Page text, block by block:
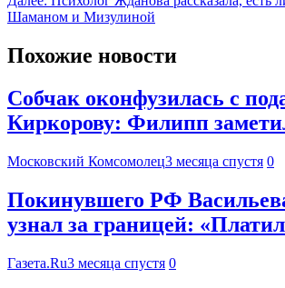
Шаманом и Мизулиной
Похожие новости
Собчак оконфузилась с
Киркорову: Филипп
Московский Комсомолец3 месяца спустя 0
Покинувшего РФ
узнал за границей:
Газета.Ru3 месяца спустя 0